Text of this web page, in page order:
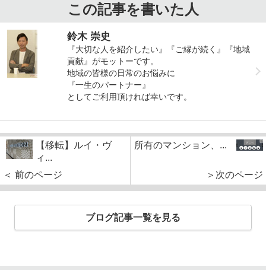
この記事を書いた人
鈴木 崇史
『大切な人を紹介したい』『ご縁が続く』『地域
貢献』がモットーです。
地域の皆様の日常のお悩みに
『一生のパートナー』
としてご利用頂ければ幸いです。
【移転】ルイ・ヴ
ィ...
＜ 前のページ
所有のマンション、...
＞次のページ
ブログ記事一覧を見る